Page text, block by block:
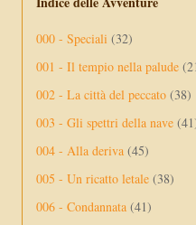
000 - Speciali (32)
001 - Il tempio nella palude
002 - La città del peccato (38)
003 - Gli spettri della nave
004 - Alla deriva (45)
005 - Un ricatto letale (38)
006 - Condannata (41)